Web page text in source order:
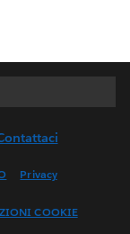
Privacy
COOKIE